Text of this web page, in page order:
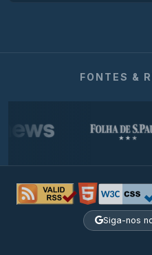
FONTES &
Siga-nos